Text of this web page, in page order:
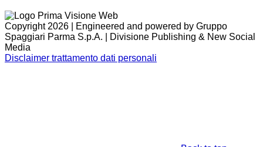
Copyright 2026 | Engineered and powered by Gruppo
Spaggiari Parma S.p.A. | Divisione Publishing & New Social
Media
Disclaimer trattamento dati personali